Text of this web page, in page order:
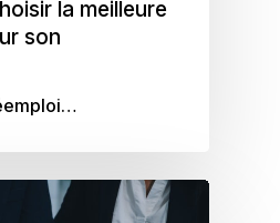
la meilleure
son